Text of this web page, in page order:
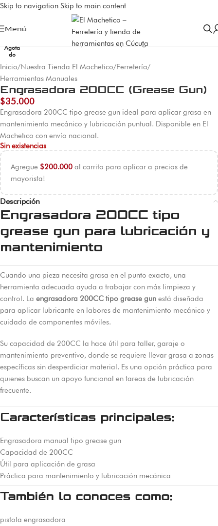
Skip to navigation Skip to main content
Menú
Agota
do
Inicio/Nuestra Tienda El Machetico/Ferretería/
Herramientas Manuales
Engrasadora 200CC (Grease Gun)
$35.000
Engrasadora 200CC tipo grease gun ideal para aplicar grasa en
mantenimiento mecánico y lubricación puntual. Disponible en El
Machetico con envío nacional.
Sin existencias
Agregue $200.000 al carrito para aplicar a precios de
mayorista!
Descripción
Engrasadora 200CC tipo
grease gun para lubricación y
mantenimiento
Cuando una pieza necesita grasa en el punto exacto, una
herramienta adecuada ayuda a trabajar con más limpieza y
control. La engrasadora 200CC tipo grease gun está diseñada
para aplicar lubricante en labores de mantenimiento mecánico y
cuidado de componentes móviles.
Su capacidad de 200CC la hace útil para taller, garaje o
mantenimiento preventivo, donde se requiere llevar grasa a zonas
específicas sin desperdiciar material. Es una opción práctica para
quienes buscan un apoyo funcional en tareas de lubricación
frecuente.
Características principales:
Engrasadora manual tipo grease gun
Capacidad de 200CC
Útil para aplicación de grasa
Práctica para mantenimiento y lubricación mecánica
También lo conoces como:
pistola engrasadora